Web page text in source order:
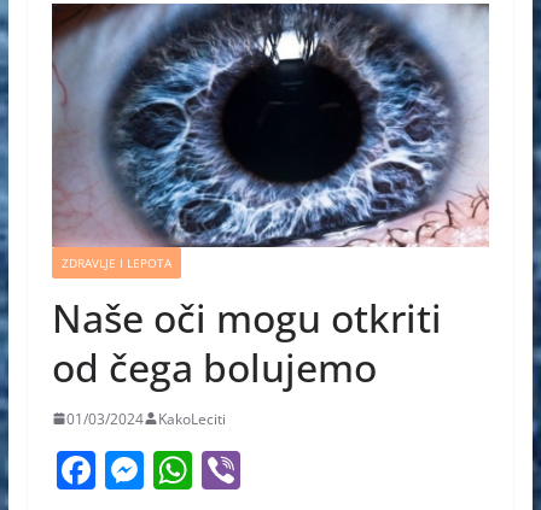
ZDRAVLJE I LEPOTA
Naše oči mogu otkriti
od čega bolujemo
01/03/2024 KakoLeciti
F M W Vi